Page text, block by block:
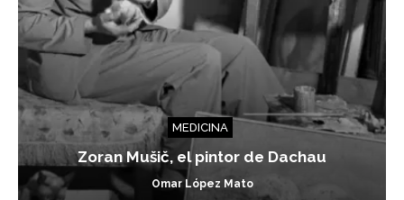
MEDICINA
Zoran Mušič, el pintor de Dachau
Omar López Mato